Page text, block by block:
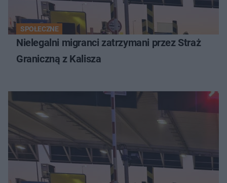
SPOŁECZNE
Nielegalni migranci zatrzymani przez Straż
Graniczną z Kalisza